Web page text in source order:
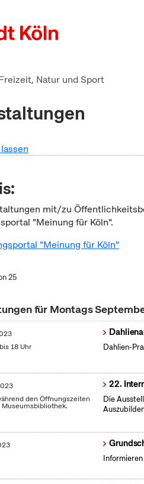
Natur und Sport
mit/zu
"Meinung für Köln".
"Meinung für Köln"
25
für Montags
18 Uhr
Dahlien-
den Öffnungszeiten
22.
Die